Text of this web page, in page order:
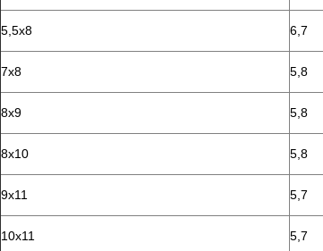
5,5х8 6,7
7х8 5,8
8х9 5,8
8х10 5,8
9х11 5,7
10х11 5,7